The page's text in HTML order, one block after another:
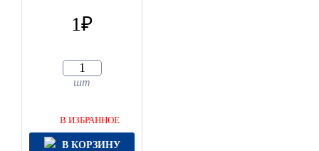
1
шт
В ИЗБРАННОЕ
В КОРЗИНУ